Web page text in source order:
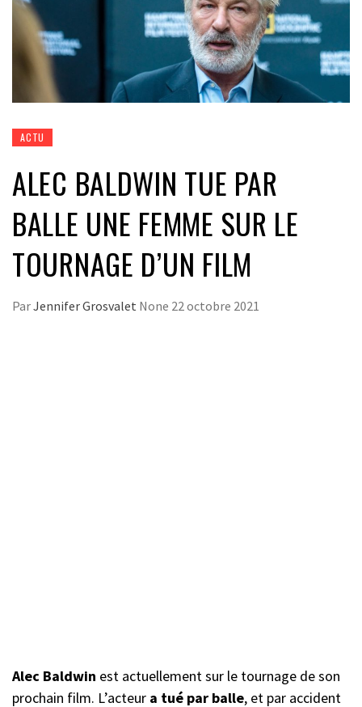
ACTU
ALEC BALDWIN TUE PAR
BALLE UNE FEMME SUR LE
TOURNAGE D’UN FILM
ParJennifer Grosvalet None 22 octobre 2021
Alec Baldwin est actuellement sur le tournage de son
prochain film. L’acteur a tué par balle, et par accident